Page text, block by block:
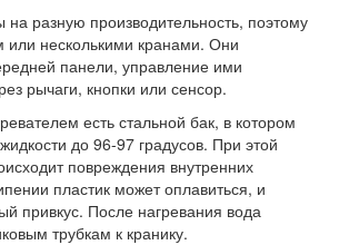
разную производительность, поэтому
или несколькими кранами. Они
панели, управление ими
рычаги, кнопки или сенсор.
есть стальной бак, в котором
до 96-97 градусов. При этой
повреждения внутренних
пластик может оплавиться, и
привкус. После нагревания вода
трубкам к кранику.